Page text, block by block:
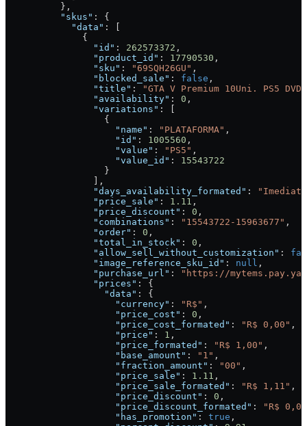
          },
          "skus"
: {
            "data"
: [
              {
                "id"
: 262573372 ,
                "product_id"
: 17790530 ,
                "sku"
: "69SQH26GU" ,
                "blocked_sale"
: false ,
                "title"
:
"GTA V Premium 10Uni. PS5 DVD"
                "availability"
: 0 ,
                "variations"
: [
                  {
                    "name"
: "PLATAFORMA" ,
                    "id"
: 1005560 ,
                    "value"
: "PS5" ,
                    "value_id"
: 15543722
                  }
                ],
                "days_availability_formated"
:
                "price_sale"
: 1.11 ,
                "price_discount"
: 0 ,
                "combinations"
: "15543722-15963677" ,
                "order"
: 0 ,
                "total_in_stock"
: 0 ,
                "allow_sell_without_customization"
:
                "image_reference_sku_id"
: null ,
                "purchase_url"
:
"https://
                "prices"
: {
                  "data"
: {
                    "currency"
: "R$" ,
                    "price_cost"
: 0 ,
                    "price_cost_formated"
: "R$ 0,00" ,
                    "price"
: 1 ,
                    "price_formated"
: "R$ 1,00" ,
                    "base_amount"
: "1" ,
                    "fraction_amount"
: "00" ,
                    "price_sale"
: 1.11 ,
                    "price_sale_formated"
: "R$ 1,11" ,
                    "price_discount"
: 0 ,
                    "price_discount_formated"
:
"R$
                    "has_promotion"
: true ,